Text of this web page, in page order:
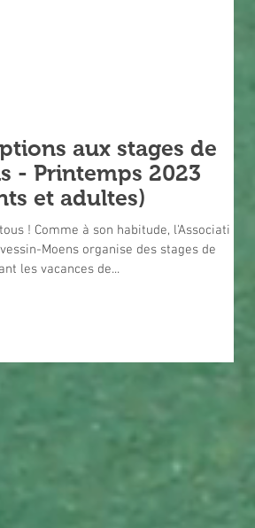
aux stages de
- Printemps 2023
et adultes)
! Comme à son habitude, l'Association
Moens organise des stages de
les vacances de...